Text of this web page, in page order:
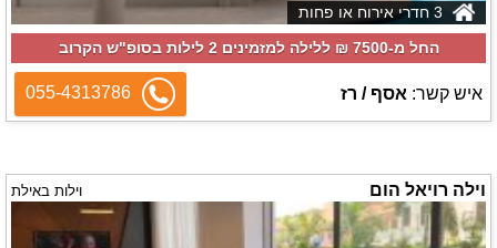
החל מ-‏7500 ₪ ללילה למזמינים 2 לילות בסופ"ש הקרוב
איש קשר: אסף / רז 055-4313786
וילה רויאל הום וילות באילת